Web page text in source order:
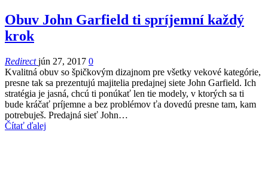
Obuv John Garfield ti spríjemní každý
krok
Redirectjún 27, 2017 0
Kvalitná obuv so špičkovým dizajnom pre všetky vekové kategórie,
presne tak sa prezentujú majitelia predajnej siete John Garfield. Ich
stratégia je jasná, chcú ti ponúkať len tie modely, v ktorých sa ti
bude kráčať príjemne a bez problémov ťa dovedú presne tam, kam
potrebuješ. Predajná sieť John…
Čítať ďalej